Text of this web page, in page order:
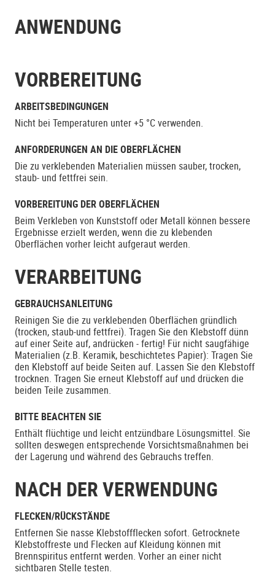
ANWENDUNG
VORBEREITUNG
ARBEITSBEDINGUNGEN
Nicht bei Temperaturen unter +5 °C verwenden.
ANFORDERUNGEN AN DIE OBERFLÄCHEN
Die zu verklebenden Materialien müssen sauber, trocken,
staub- und fettfrei sein.
VORBEREITUNG DER OBERFLÄCHEN
Beim Verkleben von Kunststoff oder Metall können bessere
Ergebnisse erzielt werden, wenn die zu klebenden
Oberflächen vorher leicht aufgeraut werden.
VERARBEITUNG
GEBRAUCHSANLEITUNG
Reinigen Sie die zu verklebenden Oberflächen gründlich
(trocken, staub-und fettfrei). Tragen Sie den Klebstoff dünn
auf einer Seite auf, andrücken - fertig! Für nicht saugfähige
Materialien (z.B. Keramik, beschichtetes Papier): Tragen Sie
den Klebstoff auf beide Seiten auf. Lassen Sie den Klebstoff
trocknen. Tragen Sie erneut Klebstoff auf und drücken die
beiden Teile zusammen.
BITTE BEACHTEN SIE
Enthält flüchtige und leicht entzündbare Lösungsmittel. Sie
sollten deswegen entsprechende Vorsichtsmaßnahmen bei
der Lagerung und während des Gebrauchs treffen.
NACH DER VERWENDUNG
FLECKEN/RÜCKSTÄNDE
Entfernen Sie nasse Klebstoffflecken sofort. Getrocknete
Klebstoffreste und Flecken auf Kleidung können mit
Brennspiritus entfernt werden. Vorher an einer nicht
sichtbaren Stelle testen.